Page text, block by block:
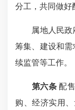
分工，共同做好
属地人民政府
筹集、建设和
续监管等工作。
第六条配售
购、经济实用